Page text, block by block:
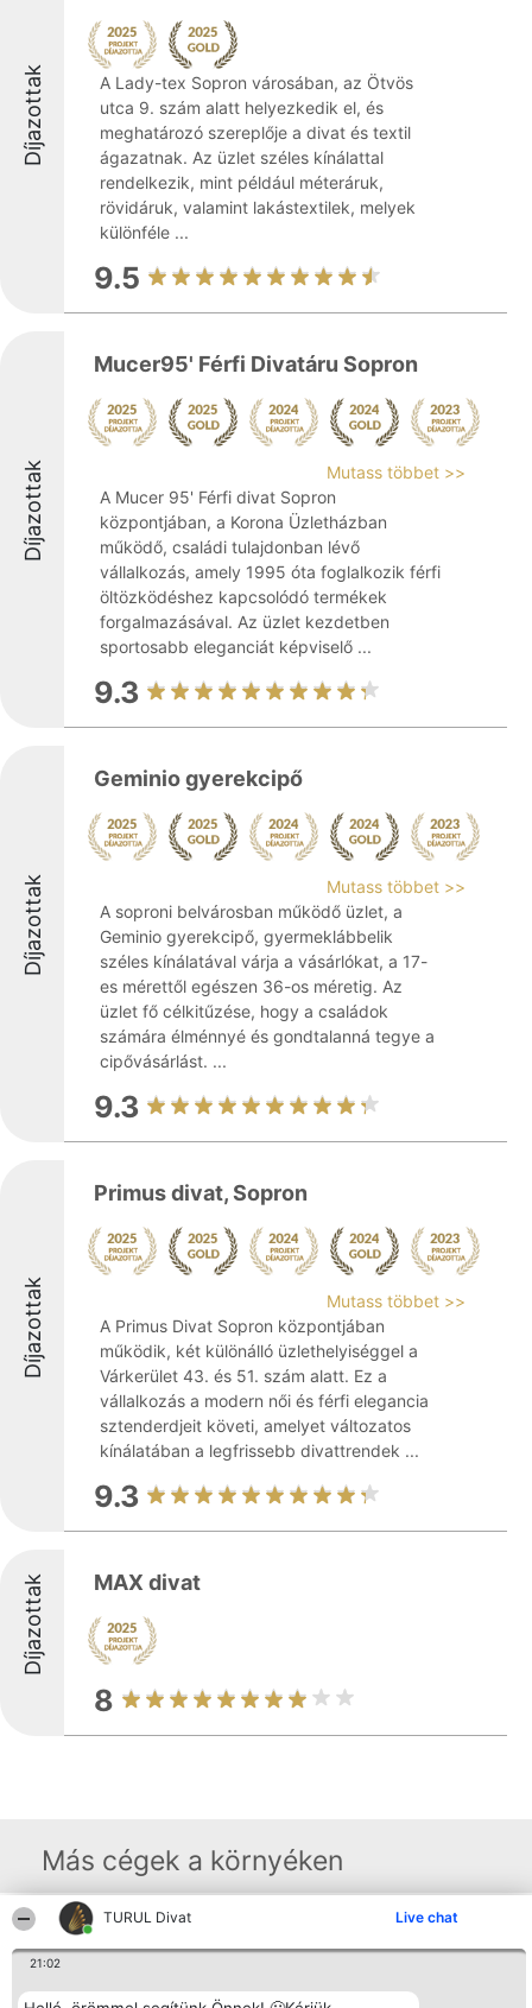
TURUL Divat Live chat
21:02
Díjazottak
A Lady-tex Sopron városában, az Ötvös
utca 9. szám alatt helyezkedik el, és
meghatározó szereplője a divat és textil
ágazatnak. Az üzlet széles kínálattal
rendelkezik, mint például méteráruk,
rövidáruk, valamint lakástextilek, melyek
különféle ...
9.5
Díjazottak
Mucer95' Férfi Divatáru Sopron
Mutass többet >>
A Mucer 95' Férfi divat Sopron
központjában, a Korona Üzletházban
működő, családi tulajdonban lévő
vállalkozás, amely 1995 óta foglalkozik férfi
öltözködéshez kapcsolódó termékek
forgalmazásával. Az üzlet kezdetben
sportosabb eleganciát képviselő ...
9.3
Díjazottak
Geminio gyerekcipő
Mutass többet >>
A soproni belvárosban működő üzlet, a
Geminio gyerekcipő, gyermeklábbelik
széles kínálatával várja a vásárlókat, a 17-
es mérettől egészen 36-os méretig. Az
üzlet fő célkitűzése, hogy a családok
számára élménnyé és gondtalanná tegye a
cipővásárlást. ...
9.3
Díjazottak
Primus divat, Sopron
Mutass többet >>
A Primus Divat Sopron központjában
működik, két különálló üzlethelyiséggel a
Várkerület 43. és 51. szám alatt. Ez a
vállalkozás a modern női és férfi elegancia
sztenderdjeit követi, amelyet változatos
kínálatában a legfrissebb divattrendek ...
9.3
Díjazottak MAX divat
8
Más cégek a környéken
Rangsorszervező
SC Beautiful Company S.R.L.
Sus Nr. 2, Bl. A30, Sc. A, Et.
Nyertesek
díjazottak
Elérhetőség